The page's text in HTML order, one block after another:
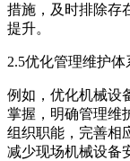
措施，及时排除存
提升。
2.5优化管理维护
例如，优化机械设
掌握，明确管理维
组织职能，完善相
减少现场机械设备